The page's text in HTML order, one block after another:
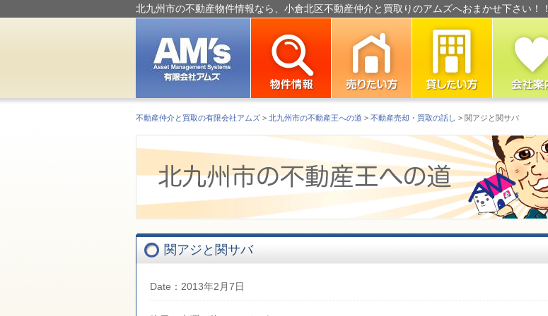
北九州市の不動産物件情報なら、小倉北区不動産仲介と買取りのアムズへおまかせ下さい！！
不動産仲介と買取の有限会社アムズ > 北九州市の不動産王への道 > 不動産売却・買取の話し > 関アジと関サバ
関アジと関サバ
Date：2013年2月7日